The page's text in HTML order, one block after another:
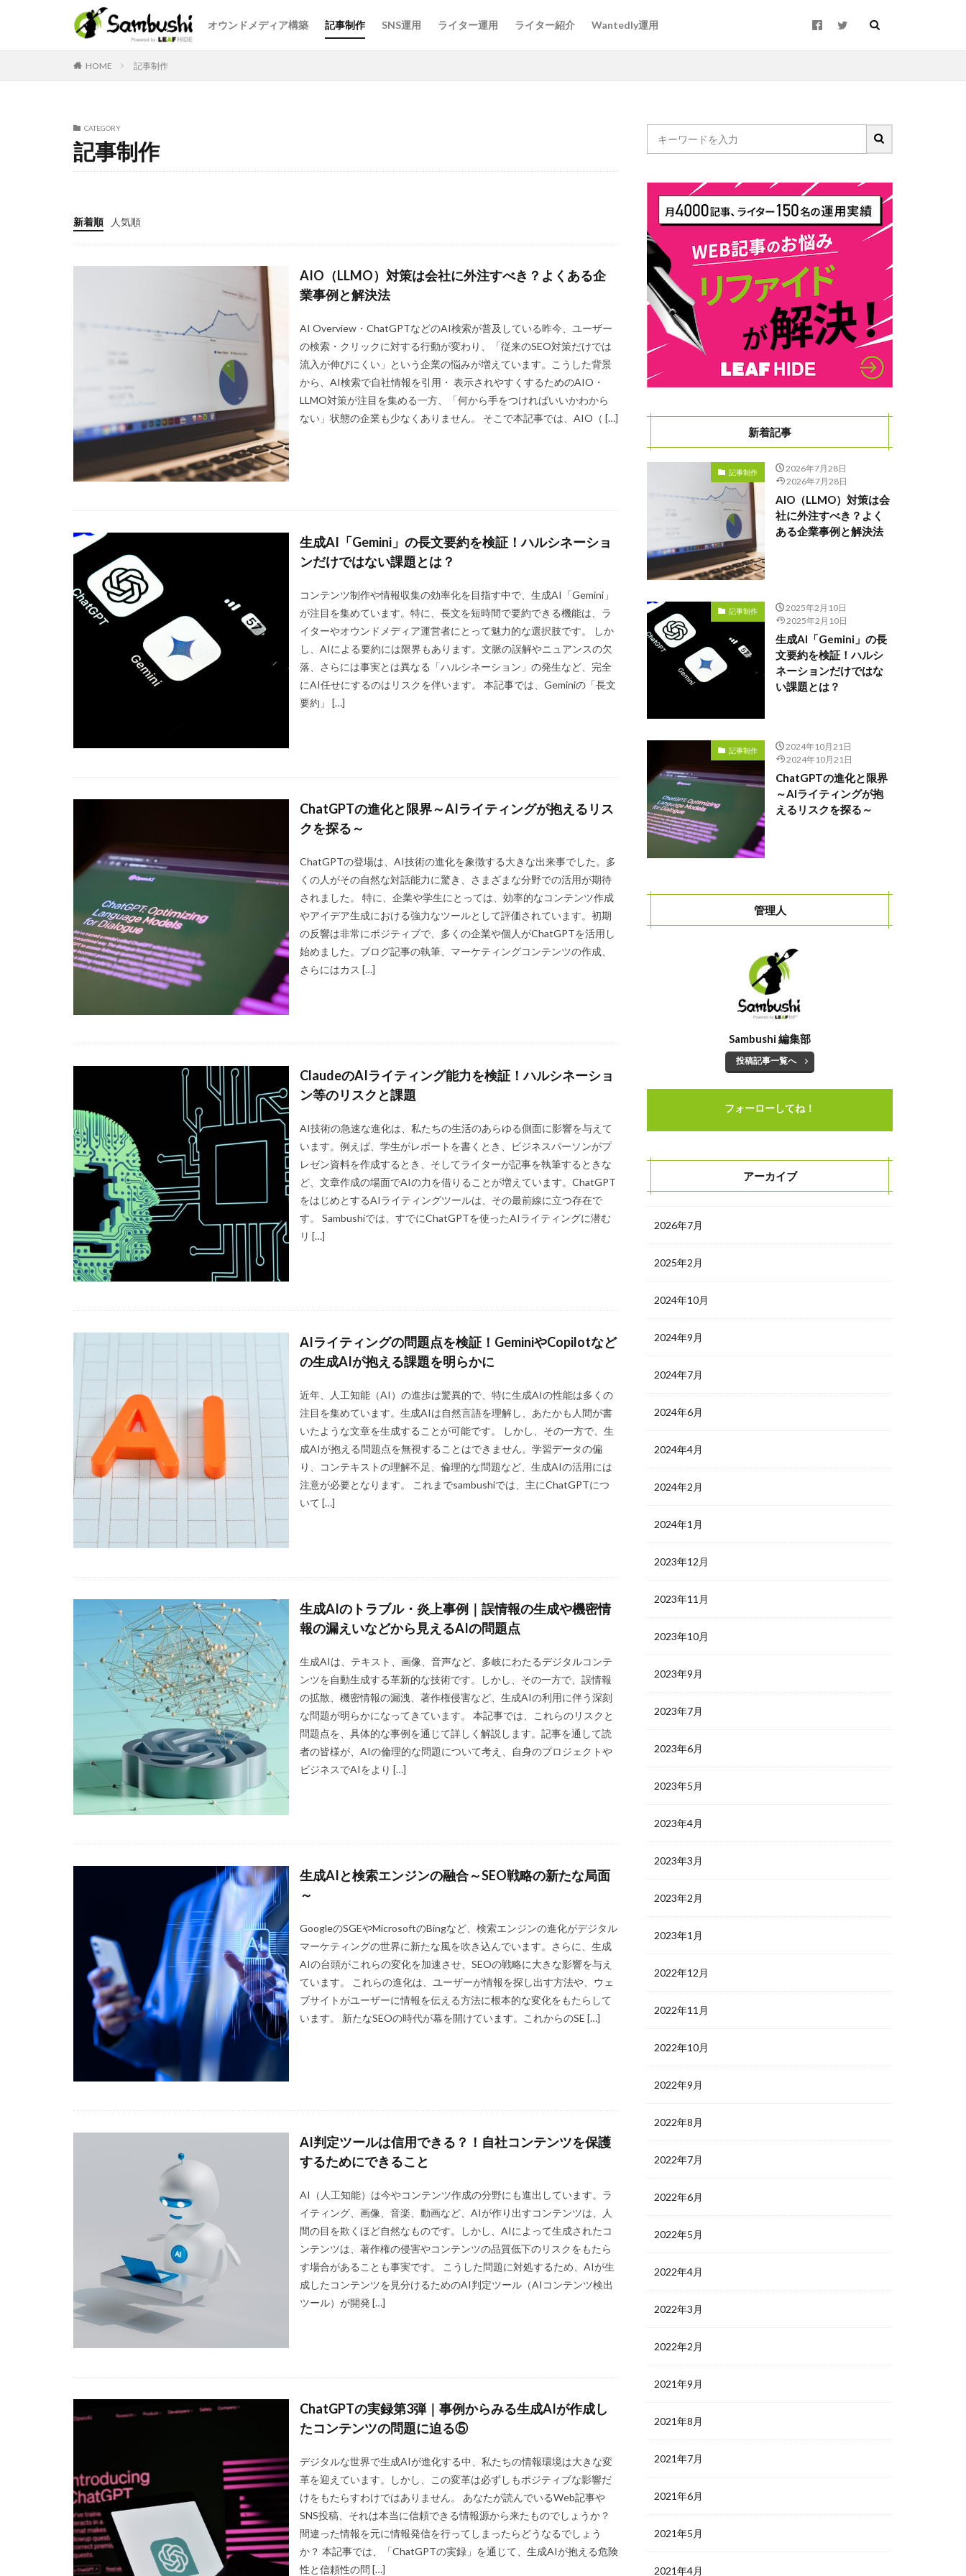
オウンドメディア構築 記事制作 SNS運用 ライター運用 ライター紹介 Wantedly運用
HOME 記事制作
CATEGORY
記事制作
新着順 人気順
AIO（LLMO）対策は会社に外注すべき？よくある企
業事例と解決法
AI Overview・ChatGPTなどのAI検索が普及している昨今、ユーザー
の検索・クリックに対する行動が変わり、「従来のSEO対策だけでは
流入が伸びにくい」という企業の悩みが増えています。こうした背景
から、AI検索で自社情報を引用・ 表示されやすくするためのAIO・
LLMO対策が注目を集める一方、「何から手をつければいいかわから
ない」状態の企業も少なくありません。 そこで本記事では、AIO（ […]
生成AI「Gemini」の長文要約を検証！ハルシネーショ
ンだけではない課題とは？
コンテンツ制作や情報収集の効率化を目指す中で、生成AI「Gemini」
が注目を集めています。特に、長文を短時間で要約できる機能は、ラ
イターやオウンドメディア運営者にとって魅力的な選択肢です。 しか
し、AIによる要約には限界もあります。文脈の誤解やニュアンスの欠
落、さらには事実とは異なる「ハルシネーション」の発生など、完全
にAI任せにするのはリスクを伴います。 本記事では、Geminiの「長文
要約」 […]
ChatGPTの進化と限界～AIライティングが抱えるリス
クを探る～
ChatGPTの登場は、AI技術の進化を象徴する大きな出来事でした。多
くの人がその自然な対話能力に驚き、さまざまな分野での活用が期待
されました。 特に、企業や学生にとっては、効率的なコンテンツ作成
やアイデア生成における強力なツールとして評価されています。初期
の反響は非常にポジティブで、多くの企業や個人がChatGPTを活用し
始めました。ブログ記事の執筆、マーケティングコンテンツの作成、
さらにはカス […]
ClaudeのAIライティング能力を検証！ハルシネーショ
ン等のリスクと課題
AI技術の急速な進化は、私たちの生活のあらゆる側面に影響を与えて
います。例えば、学生がレポートを書くとき、ビジネスパーソンがプ
レゼン資料を作成するとき、そしてライターが記事を執筆するときな
ど、文章作成の場面でAIの力を借りることが増えています。ChatGPT
をはじめとするAIライティングツールは、その最前線に立つ存在で
す。 Sambushiでは、すでにChatGPTを使ったAIライティングに潜む
リ […]
AIライティングの問題点を検証！GeminiやCopilotなど
の生成AIが抱える課題を明らかに
近年、人工知能（AI）の進歩は驚異的で、特に生成AIの性能は多くの
注目を集めています。生成AIは自然言語を理解し、あたかも人間が書
いたような文章を生成することが可能です。 しかし、その一方で、生
成AIが抱える問題点を無視することはできません。学習データの偏
り、コンテキストの理解不足、倫理的な問題など、生成AIの活用には
注意が必要となります。 これまでsambushiでは、主にChatGPTにつ
いて […]
生成AIのトラブル・炎上事例｜誤情報の生成や機密情
報の漏えいなどから見えるAIの問題点
生成AIは、テキスト、画像、音声など、多岐にわたるデジタルコンテ
ンツを自動生成する革新的な技術です。しかし、その一方で、誤情報
の拡散、機密情報の漏洩、著作権侵害など、生成AIの利用に伴う深刻
な問題が明らかになってきています。 本記事では、これらのリスクと
問題点を、具体的な事例を通じて詳しく解説します。記事を通して読
者の皆様が、AIの倫理的な問題について考え、自身のプロジェクトや
ビジネスでAIをより […]
生成AIと検索エンジンの融合～SEO戦略の新たな局面
～
GoogleのSGEやMicrosoftのBingなど、検索エンジンの進化がデジタル
マーケティングの世界に新たな風を吹き込んでいます。さらに、生成
AIの台頭がこれらの変化を加速させ、SEOの戦略に大きな影響を与え
ています。 これらの進化は、ユーザーが情報を探し出す方法や、ウェ
ブサイトがユーザーに情報を伝える方法に根本的な変化をもたらして
います。 新たなSEOの時代が幕を開けています。これからのSE […]
AI判定ツールは信用できる？！自社コンテンツを保護
するためにできること
AI（人工知能）は今やコンテンツ作成の分野にも進出しています。ラ
イティング、画像、音楽、動画など、AIが作り出すコンテンツは、人
間の目を欺くほど自然なものです。しかし、AIによって生成されたコ
ンテンツは、著作権の侵害やコンテンツの品質低下のリスクをもたら
す場合があることも事実です。 こうした問題に対処するため、AIが生
成したコンテンツを見分けるためのAI判定ツール（AIコンテンツ検出
ツール）が開発 […]
ChatGPTの実録第3弾｜事例からみる生成AIが作成し
たコンテンツの問題に迫る⑤
デジタルな世界で生成AIが進化する中、私たちの情報環境は大きな変
革を迎えています。しかし、この変革は必ずしもポジティブな影響だ
けをもたらすわけではありません。 あなたが読んでいるWeb記事や
SNS投稿、それは本当に信頼できる情報源から来たものでしょうか？
間違った情報を元に情報発信を行ってしまったらどうなるでしょう
か？ 本記事では、「ChatGPTの実録」を通じて、生成AIが抱える危険
性と信頼性の問 […]
新着記事
記事制作
2026年7月28日
2026年7月28日
AIO（LLMO）対策は会
社に外注すべき？よく
ある企業事例と解決法
記事制作
2025年2月10日
2025年2月10日
生成AI「Gemini」の長
文要約を検証！ハルシ
ネーションだけではな
い課題とは？
記事制作
2024年10月21日
2024年10月21日
ChatGPTの進化と限界
～AIライティングが抱
えるリスクを探る～
管理人
Sambushi 編集部
投稿記事一覧へ
フォーローしてね！
アーカイブ
2026年7月
2025年2月
2024年10月
2024年9月
2024年7月
2024年6月
2024年4月
2024年2月
2024年1月
2023年12月
2023年11月
2023年10月
2023年9月
2023年7月
2023年6月
2023年5月
2023年4月
2023年3月
2023年2月
2023年1月
2022年12月
2022年11月
2022年10月
2022年9月
2022年8月
2022年7月
2022年6月
2022年5月
2022年4月
2022年3月
2022年2月
2021年9月
2021年8月
2021年7月
2021年6月
2021年5月
2021年4月
個人アカウント
ライター
記事
解決策
福利厚生
文章構成 社員 研修 現状 特徴 求人 比較 新卒採用
新卒
新入社員
メンティー Instagram アイスブレイク
スカウト
コンテンツマーケティング
コスト
オウンドメディア
Wantedly運用代行
Wantedly運用
Wantedly導入 Wantedlyとは Wantedly perk Wantedly
SDS法
PREP法
LINE ストーリー ダイレクトスカウト メンター プレミアムプラン
メリット
ミッション
ミスマッチ まとめ マインドセット
ポートフォリオ
ペルソナ
プロフィール フレームワーク ダイレクトリクルーティング
ブランディング
プラン ビジョン バリュー ニューノーマル時代 デメリット
ツール
チャット